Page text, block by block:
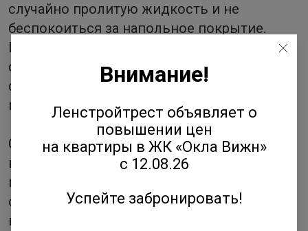
случайно пролитую жидкость и не
беспокоиться за напольное покрытие.
Используются современные
сантехнические решения, качественная
фурнитура и износостойкие декоративные
покрытия.
Стоимость работ и материалов можно
включить в ипотечный платеж, а
профессиональное выполнение отделки
снижает необходимость последующего
контроля ремонтных процессов. Кроме
Внимание!
Ленстройтрест объявляет о
повышении цен
на квартиры в ЖК «Окла Вижн»
с 12.08.26
Успейте забронировать!